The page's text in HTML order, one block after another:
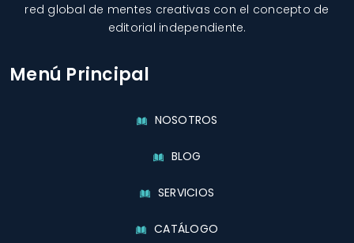
red global de mentes creativas con el concepto de
editorial independiente.
Menú Principal
NOSOTROS
BLOG
SERVICIOS
CATÁLOGO